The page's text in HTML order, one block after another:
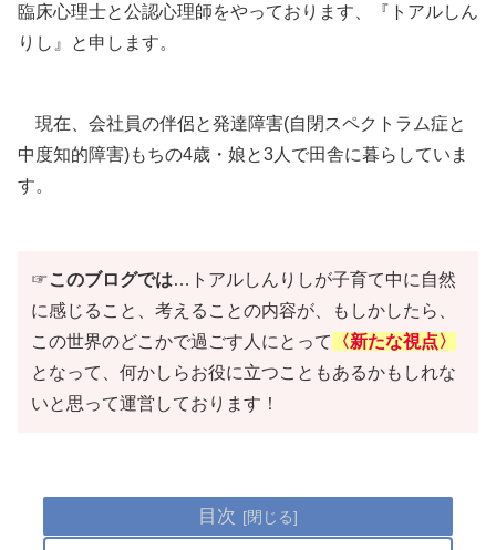
臨床心理士と公認心理師をやっております、『トアルしん
りし』と申します。
現在、会社員の伴侶と発達障害(自閉スペクトラム症と
中度知的障害)もちの4歳・娘と3人で田舎に暮らしていま
す。
☞このブログでは…トアルしんりしが子育て中に自然
に感じること、考えることの内容が、もしかしたら、
この世界のどこかで過ごす人にとって
〈新たな視点〉
となって、何かしらお役に立つこともあるかもしれな
いと思って運営しております！
目次